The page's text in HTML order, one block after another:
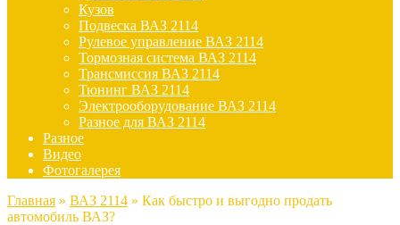
Кузов
Подвеска ВАЗ 2114
Рулевое управление ВАЗ 2114
Тормозная система ВАЗ 2114
Трансмиссия ВАЗ 2114
Тюнинг ВАЗ 2114
Электрооборудование ВАЗ 2114
Разное для ВАЗ 2114
Разное
Видео
Фотогалерея
Главная » ВАЗ 2114 » Как быстро и выгодно продать
автомобиль ВАЗ?